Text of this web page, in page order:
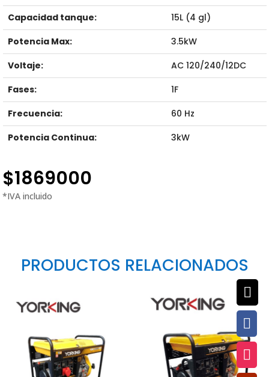



Capacidad tanque:
15L (4 gl)
Potencia Max:
3.5kW
Voltaje:
AC 120/240/12DC
Fases:
1F
Frecuencia:
60 Hz
Potencia Continua:
3kW
$1869000
PRODUCTOS RELACIONADOS